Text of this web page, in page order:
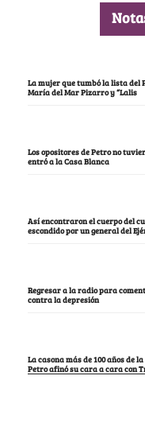
La mujer que tumbó la lista del
María del Mar Pizarro y “Lalis
Los opositores de Petro no
entró a la Casa Blanca
Así encontraron el cuerpo del
escondido por un general del
Regresar a la radio para
contra la depresión
La casona más de 100 años de
Petro afinó su cara a cara con